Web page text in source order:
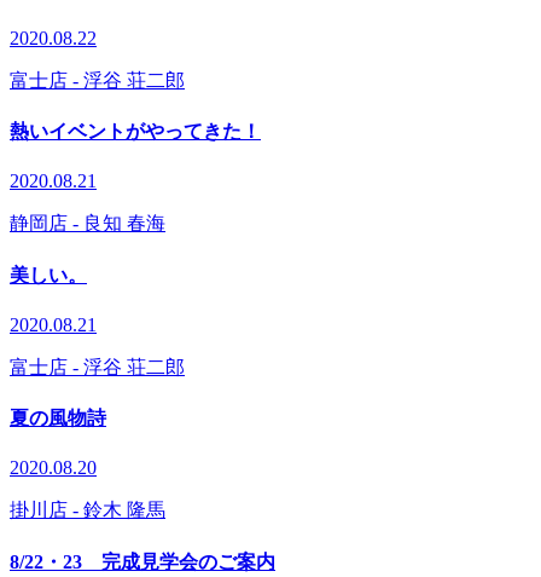
2020.08.22
富士店 - 浮谷 荘二郎
熱いイベントがやってきた！
2020.08.21
静岡店 - 良知 春海
美しい。
2020.08.21
富士店 - 浮谷 荘二郎
夏の風物詩
2020.08.20
掛川店 - 鈴木 隆馬
8/22・23 完成見学会のご案内